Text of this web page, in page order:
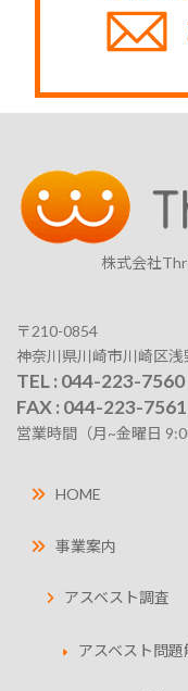
株式会社
〒210-0854
神奈川県川崎市川崎区浅
TEL : 044-223-7560
FAX : 044-223-7561
営業時間（月~金曜日
HOME
事業案内
アスベスト調査
アスベスト問題